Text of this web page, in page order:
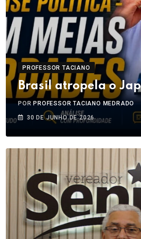
PROFESSOR TACIANO
Brasil atropela o
POR PROFESSOR TACIANO MEDRADO
30 DE JUNHO DE 2026